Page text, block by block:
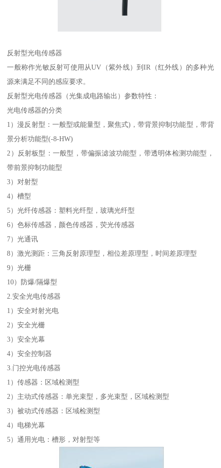
反射型光电传感器
一般称作光敏反射可使用从UV（紫外线）到IR（红外线）的多种光
源来满足不同的感应要求。
反射型光电传感器（光集成电路输出）参数特性：
光电传感器的分类
1）漫反射型：一般型或能量型，聚焦式)，带背景抑制功能型，带背
景分析功能型(-8-HW)
2）反射板型：一般型，带偏振滤波功能型，带透明体检测功能型，
带前景抑制功能型
3）对射型
4）槽型
5）光纤传感器：塑料光纤型，玻璃光纤型
6）色标传感器，颜色传感器，荧光传感器
7）光通讯
8）激光测距：三角反射原理型，相位差原理型，时间差原理型
9）光栅
10）防爆/隔爆型
2.安全光电传感器
1）安全对射光电
2）安全光栅
3）安全光幕
4）安全控制器
3.门控光电传感器
1）传感器：区域检测型
2）主动式传感器：单光束型，多光束型，区域检测型
3）被动式传感器：区域检测型
4）电梯光幕
5）通用光电：槽形，对射型等